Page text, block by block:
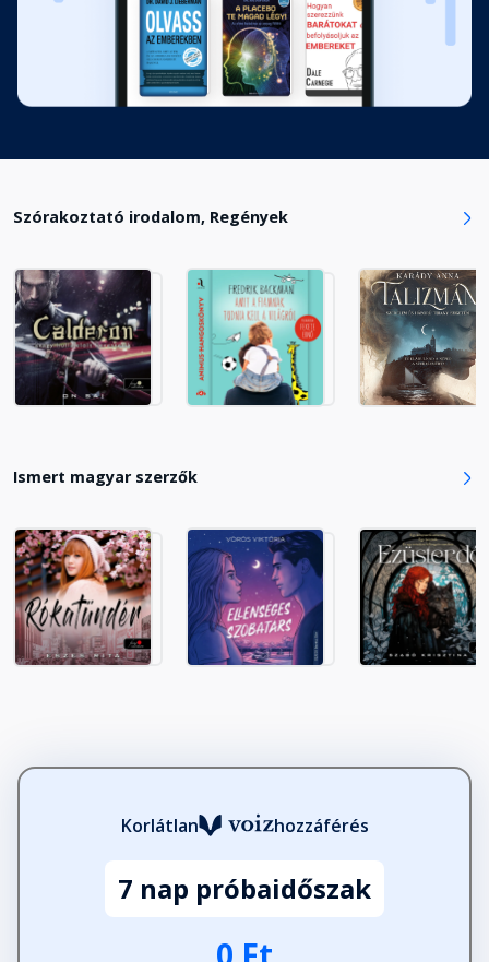
Lázadás a hajón
Fejezet hossza: 01:01:39
Szórakoztató irodalom, Regények
Ismert magyar szerzők
Korlátlan hozzáférés
7 nap próbaidőszak